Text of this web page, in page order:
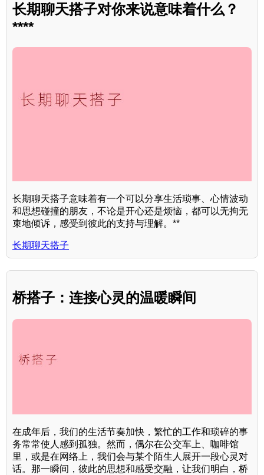
长期聊天搭子对你来说意味着什么？
****
长期聊天搭子意味着有一个可以分享生活琐事、心情波动
和思想碰撞的朋友，不论是开心还是烦恼，都可以无拘无
束地倾诉，感受到彼此的支持与理解。**
长期聊天搭子
桥搭子：连接心灵的温暖瞬间
在成年后，我们的生活节奏加快，繁忙的工作和琐碎的事
务常常使人感到孤独。然而，偶尔在公交车上、咖啡馆
里，或是在网络上，我们会与某个陌生人展开一段心灵对
话。那一瞬间，彼此的思想和感受交融，让我们明白，桥